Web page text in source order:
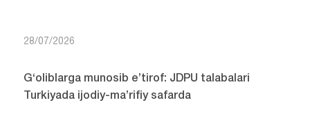
28/07/2026
G‘oliblarga munosib e’tirof: JDPU talabalari
Turkiyada ijodiy-ma’rifiy safarda